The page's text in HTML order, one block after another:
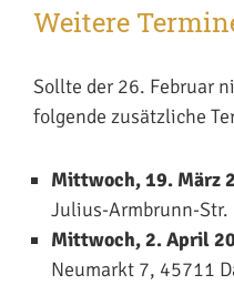
Weitere
Sollte der 26. Februar
folgende zusätzliche
Mittwoch, 19. März
Julius-Armbrunn-Str.
Mittwoch, 2. April
Neumarkt 7, 45711